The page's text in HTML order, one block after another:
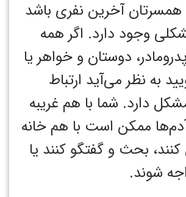
آخرین نفری باشد
وجود دارد. اگر همه
دوستان و خواهر یا
به نظر می‌آید ارتباط
دارد. شما با هم غریبه
ممکن است با هم خانه
بحث و گفتگو کنند یا
شوند.